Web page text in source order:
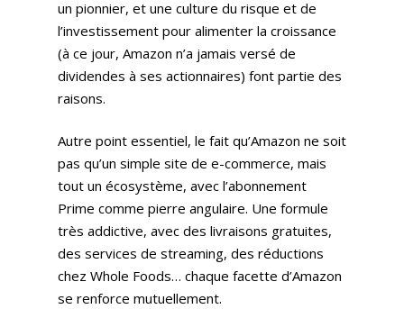
un pionnier, et une culture du risque et de
l’investissement pour alimenter la croissance
(à ce jour, Amazon n’a jamais versé de
dividendes à ses actionnaires) font partie des
raisons.
Autre point essentiel, le fait qu’Amazon ne soit
pas qu’un simple site de e-commerce, mais
tout un écosystème, avec l’abonnement
Prime comme pierre angulaire. Une formule
très addictive, avec des livraisons gratuites,
des services de streaming, des réductions
chez Whole Foods… chaque facette d’Amazon
se renforce mutuellement.